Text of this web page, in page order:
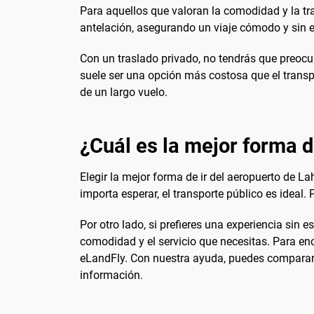
Para aquellos que valoran la comodidad y la
antelación, asegurando un viaje cómodo y sin
Con un traslado privado, no tendrás que
suele ser una opción más costosa que el
de un largo vuelo.
¿Cuál es la mejor forma
Elegir la mejor forma de ir del aeropuerto de
importa esperar, el transporte público es
Por otro lado, si prefieres una experiencia sin
comodidad y el servicio que necesitas. Para
eLandFly. Con nuestra ayuda, puedes
información.